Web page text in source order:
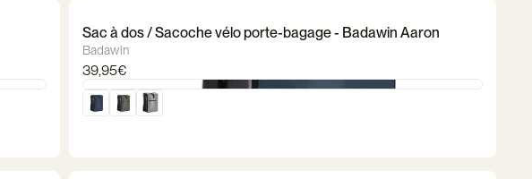
Sac à dos / Sacoche vélo porte-bagage - Badawin Aaron
Badawin
39,95€